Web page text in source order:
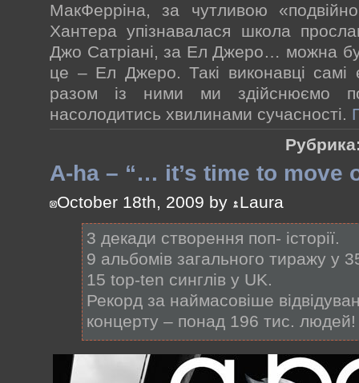
МакФерріна, за чутливою
Хантера упізнавалася школа
Джо Сатріані, за Ел Джеро… можна
це – Ел Джеро. Такі виконавці самі
разом із ними ми здійснюємо
насолодитись хвилинами сучасності.
A-hа – “… it’s time to move
October 18th, 2009 by
Laura
3 декади створення поп- історії.
9 альбомів загального тиражу у
15 top-ten синглів у UK.
Рекорд за наймасовіше
концерту – понад 196 тис. людей!